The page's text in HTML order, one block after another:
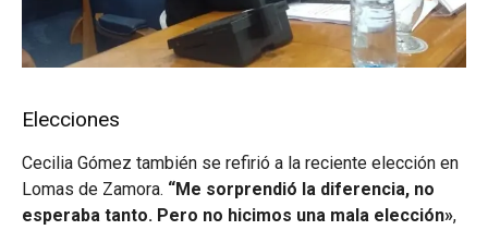
Elecciones
Cecilia Gómez también se refirió a la reciente elección en
Lomas de Zamora. “Me sorprendió la diferencia, no
esperaba tanto. Pero no hicimos una mala elección»,